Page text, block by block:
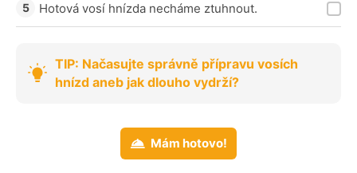
Hotová vosí hnízda necháme ztuhnout.
TIP: Načasujte správně přípravu vosích
hnízd aneb jak dlouho vydrží?
Mám hotovo!